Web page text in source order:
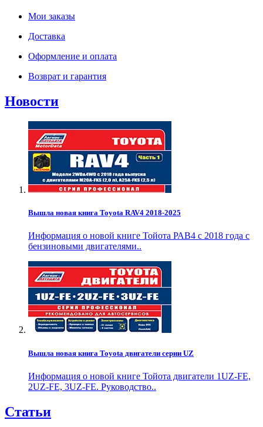
Мои заказы
Доставка
Оформление и оплата
Возврат и гарантия
Новости
Вышла новая книга Toyota RAV4 2018-2025
Информация о новой книге Тойота РАВ4 с 2018 года с
бензиновыми двигателями..
Вышла новая книга Toyota двигатели серии UZ
Информация о новой книге Тойота двигатели 1UZ-FE,
2UZ-FE, 3UZ-FE. Руководство..
Статьи